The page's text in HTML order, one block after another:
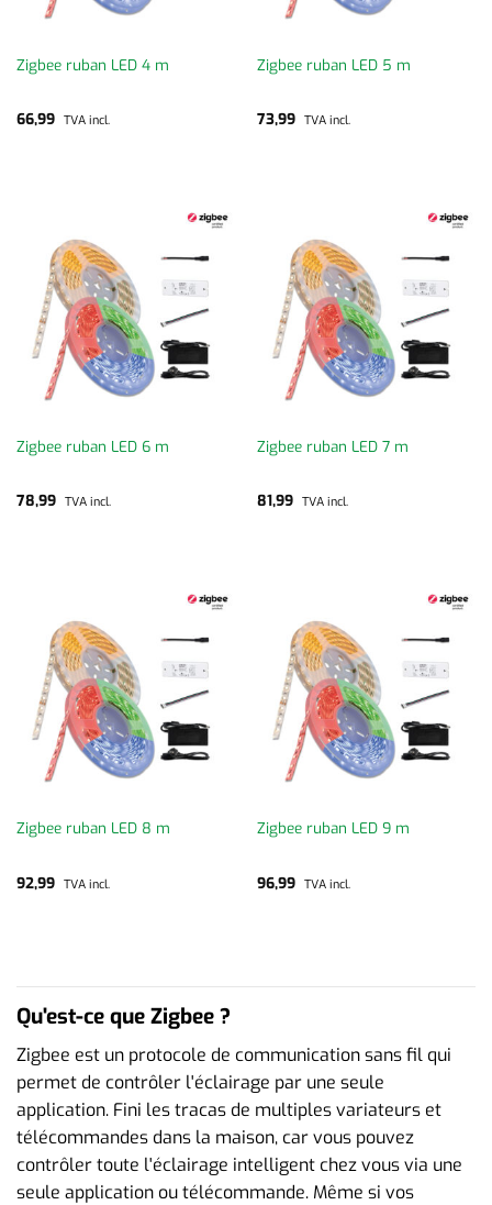
Zigbee ruban LED 4 m
66,99 TVA incl.
Zigbee ruban LED 5 m
73,99 TVA incl.
Zigbee ruban LED 6 m
78,99 TVA incl.
Zigbee ruban LED 7 m
81,99 TVA incl.
Zigbee ruban LED 8 m
92,99 TVA incl.
Zigbee ruban LED 9 m
96,99 TVA incl.
Qu'est-ce que Zigbee ?
Zigbee est un protocole de communication sans fil qui
permet de contrôler l'éclairage par une seule
application. Fini les tracas de multiples variateurs et
télécommandes dans la maison, car vous pouvez
contrôler toute l'éclairage intelligent chez vous via une
seule application ou télécommande. Même si vos